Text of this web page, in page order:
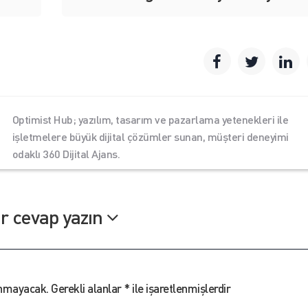
Optimist Hub; yazılım, tasarım ve pazarlama yetenekleri ile
işletmelere büyük dijital çözümler sunan, müşteri deneyimi
odaklı 360 Dijital Ajans.
cevap yazın
Gerekli alanlar* ile işaretlenmişlerdir